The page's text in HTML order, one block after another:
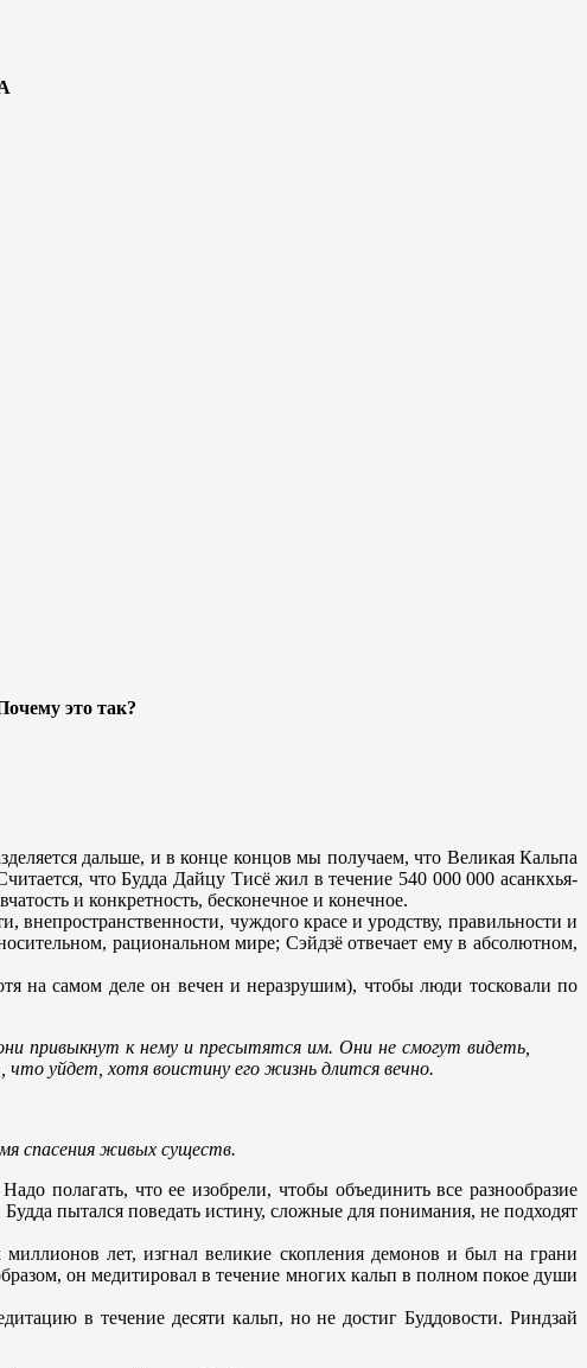
это так?
дальше, и в конце концов мы получаем, что Великая Кальпа
что Будда Дайцу Тисё жил в течение 540 000 000 асанкхья-
и конкретность, бесконечное и конечное.
чуждого красе и уродству, правильности и
рациональном мире; Сэйдзё отвечает ему в абсолютном,
на самом деле он вечен и неразрушим), чтобы люди тосковали по
привыкнут к нему и пресытятся им. Они не смогут видеть,
уйдет, хотя воистину его жизнь длится вечно.
спасения живых существ.
полагать, что ее изобрели, чтобы объединить все разнообразие
пытался поведать истину, сложные для понимания, не подходят
лет, изгнал великие скопления демонов и был на грани
он медитировал в течение многих кальп в полном покое души
в течение десяти кальп, но не достиг Буддовости. Риндзай